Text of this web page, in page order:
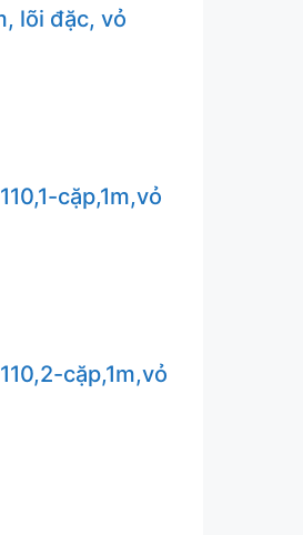
lõi đặc, vỏ
cặp,1m,vỏ
cặp,1m,vỏ